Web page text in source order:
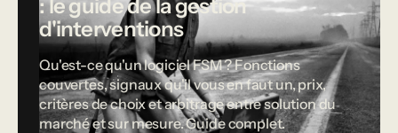
: le guide de la gestion
d'interventions
Qu'est-ce qu'un logiciel FSM ? Fonctions
couvertes, signaux qu'il vous en faut un, prix,
critères de choix et arbitrage entre solution du
marché et sur mesure. Guide complet.